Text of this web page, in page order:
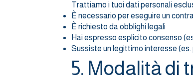
Trattiamo i tuoi dati personali
È necessario per eseguire un
È richiesto da obblighi legali
Hai espresso esplicito consenso
Sussiste un legittimo interesse
5. Modalità di